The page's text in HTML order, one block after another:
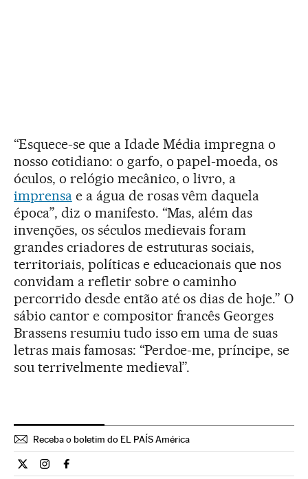
“Esquece-se que a Idade Média impregna o
nosso cotidiano: o garfo, o papel-moeda, os
óculos, o relógio mecânico, o livro, a
imprensae a água de rosas vêm daquela
época”, diz o manifesto. “Mas, além das
invenções, os séculos medievais foram
grandes criadores de estruturas sociais,
territoriais, políticas e educacionais que nos
convidam a refletir sobre o caminho
percorrido desde então até os dias de hoje.” O
sábio cantor e compositor francês Georges
Brassens resumiu tudo isso em uma de suas
letras mais famosas: “Perdoe-me, príncipe, se
sou terrivelmente medieval”.
Receba o boletim do EL PAÍS América
Cultura El País Brasil en Twitter
Cultura El País Brasil en Instagram
Cultura El País Brasil en Facebook